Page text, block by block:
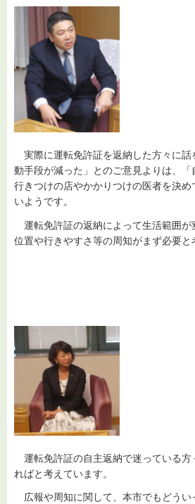
実際に運転免許証を返納した方々に
動手段が減った」とのご意見よりは、
行きつけの店やかかりつけの医者を決
いようです。
運転免許証の返納によって生活範囲
位置や行きやすさ等の周知がまず必要と
運転免許証の自主返納で迷っている
ればと考えています。
広報や周知に関して、本市でもどう